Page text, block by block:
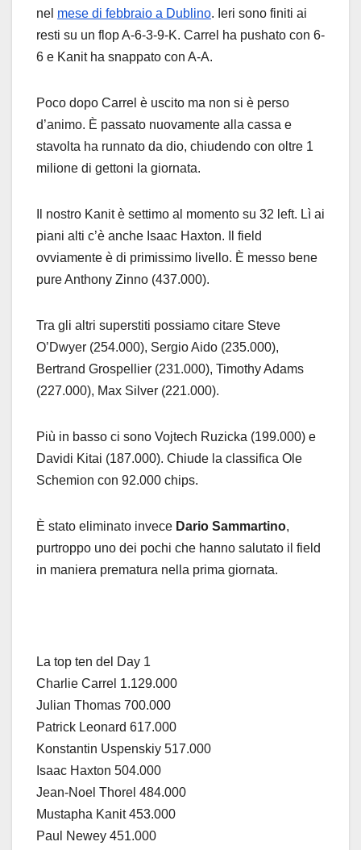
nel mese di febbraio a Dublino. Ieri sono finiti ai
resti su un flop A-6-3-9-K. Carrel ha pushato con 6-
6 e Kanit ha snappato con A-A.
Poco dopo Carrel è uscito ma non si è perso
d’animo. È passato nuovamente alla cassa e
stavolta ha runnato da dio, chiudendo con oltre 1
milione di gettoni la giornata.
Il nostro Kanit è settimo al momento su 32 left. Lì ai
piani alti c’è anche Isaac Haxton. Il field
ovviamente è di primissimo livello. È messo bene
pure Anthony Zinno (437.000).
Tra gli altri superstiti possiamo citare Steve
O’Dwyer (254.000), Sergio Aido (235.000),
Bertrand Grospellier (231.000), Timothy Adams
(227.000), Max Silver (221.000).
Più in basso ci sono Vojtech Ruzicka (199.000) e
Davidi Kitai (187.000). Chiude la classifica Ole
Schemion con 92.000 chips.
È stato eliminato invece Dario Sammartino,
purtroppo uno dei pochi che hanno salutato il field
in maniera prematura nella prima giornata.
La top ten del Day 1
Charlie Carrel 1.129.000
Julian Thomas 700.000
Patrick Leonard 617.000
Konstantin Uspenskiy 517.000
Isaac Haxton 504.000
Jean-Noel Thorel 484.000
Mustapha Kanit 453.000
Paul Newey 451.000